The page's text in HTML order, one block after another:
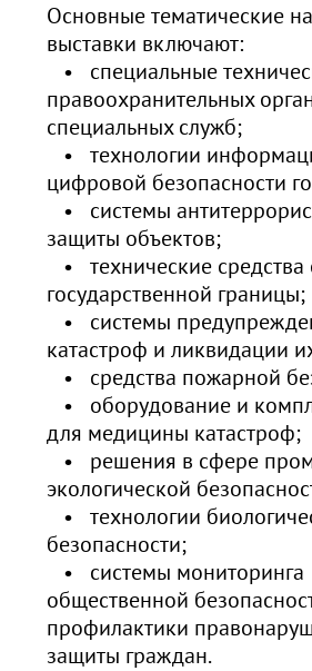
Основные тематические
выставки включают:
• специальные
правоохранительных
специальных служб;
• технологии
цифровой безопасности
• системы
защиты объектов;
• технические
государственной границы;
• системы
катастроф и ликвидации
• средства пожарной
• оборудование и
для медицины катастроф;
• решения в сфере
экологической
• технологии
безопасности;
• системы мониторинга
общественной
профилактики
защиты граждан.